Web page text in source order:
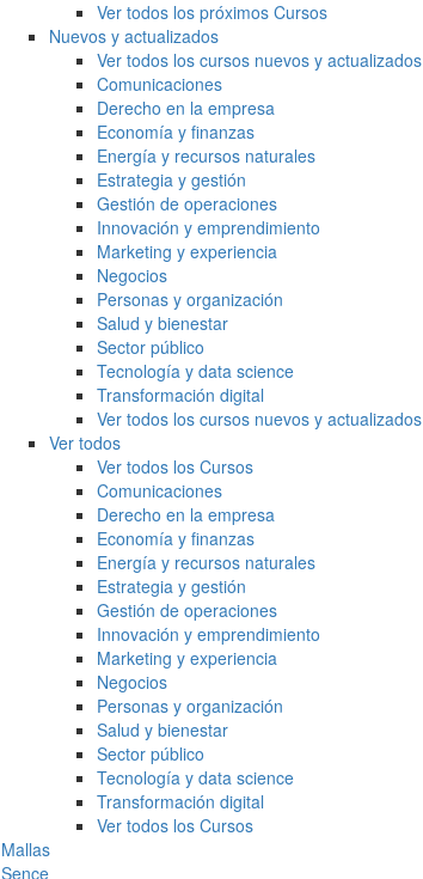
Ver todos los próximos Cursos
Nuevos y actualizados
Ver todos los cursos nuevos y actualizados
Comunicaciones
Derecho en la empresa
Economía y finanzas
Energía y recursos naturales
Estrategia y gestión
Gestión de operaciones
Innovación y emprendimiento
Marketing y experiencia
Negocios
Personas y organización
Salud y bienestar
Sector público
Tecnología y data science
Transformación digital
Ver todos los cursos nuevos y actualizados
Ver todos
Ver todos los Cursos
Comunicaciones
Derecho en la empresa
Economía y finanzas
Energía y recursos naturales
Estrategia y gestión
Gestión de operaciones
Innovación y emprendimiento
Marketing y experiencia
Negocios
Personas y organización
Salud y bienestar
Sector público
Tecnología y data science
Transformación digital
Ver todos los Cursos
Mallas
Sence